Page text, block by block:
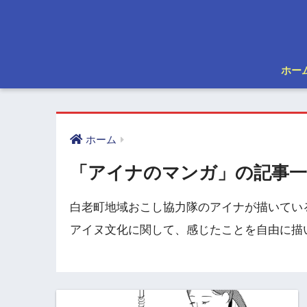
ホー
ホーム
「アイナのマンガ」の記事
白老町地域おこし協力隊のアイナが描いて
アイヌ文化に関して、感じたことを自由に描